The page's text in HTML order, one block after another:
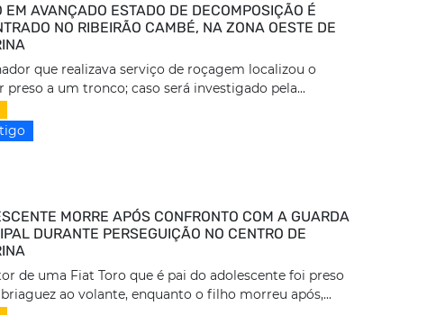
EM AVANÇADO ESTADO DE DECOMPOSIÇÃO É
NO RIBEIRÃO CAMBÉ, NA ZONA OESTE DE
que realizava serviço de roçagem localizou o
preso a um tronco; caso será investigado pela...
MORRE APÓS CONFRONTO COM A GUARDA
DURANTE PERSEGUIÇÃO NO CENTRO DE
de uma Fiat Toro que é pai do adolescente foi preso
ao volante, enquanto o filho morreu após,...